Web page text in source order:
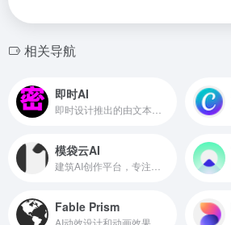
相关导航
即时AI
模袋云AI
Fable Prism